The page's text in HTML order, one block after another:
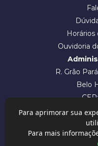
Ouvidoria
R. Grão
Belo
Para aprimorar sua
Para mais